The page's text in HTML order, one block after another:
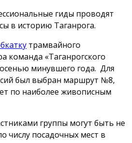
гиды проводят
в историю Таганрога.
трамвайного
команда «Таганрогского
минувшего года. Для
был выбран маршрут №8,
по наиболее живописным
группы могут быть не
числу посадочных мест в